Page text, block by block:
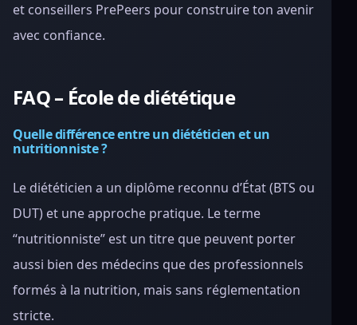
et conseillers PrePeers pour construire ton avenir
avec confiance.
FAQ – École de diététique
Quelle différence entre un diététicien et un
nutritionniste ?
Le diététicien a un diplôme reconnu d’État (BTS ou
DUT) et une approche pratique. Le terme
“nutritionniste” est un titre que peuvent porter
aussi bien des médecins que des professionnels
formés à la nutrition, mais sans réglementation
stricte.